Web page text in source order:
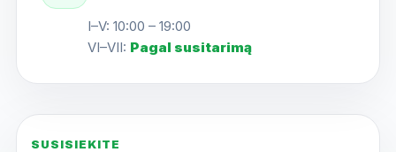
I–V: 10:00 – 19:00
VI–VII: Pagal susitarimą
SUSISIEKITE